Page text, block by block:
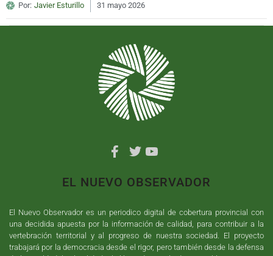
Por: Javier Esturillo 31 mayo 2026
EL NUEVO OBSERVADOR
El Nuevo Observador es un periodico digital de cobertura provincial con
una decidida apuesta por la información de calidad, para contribuir a la
vertebración territorial y al progreso de nuestra sociedad. El proyecto
trabajará por la democracia desde el rigor, pero también desde la defensa